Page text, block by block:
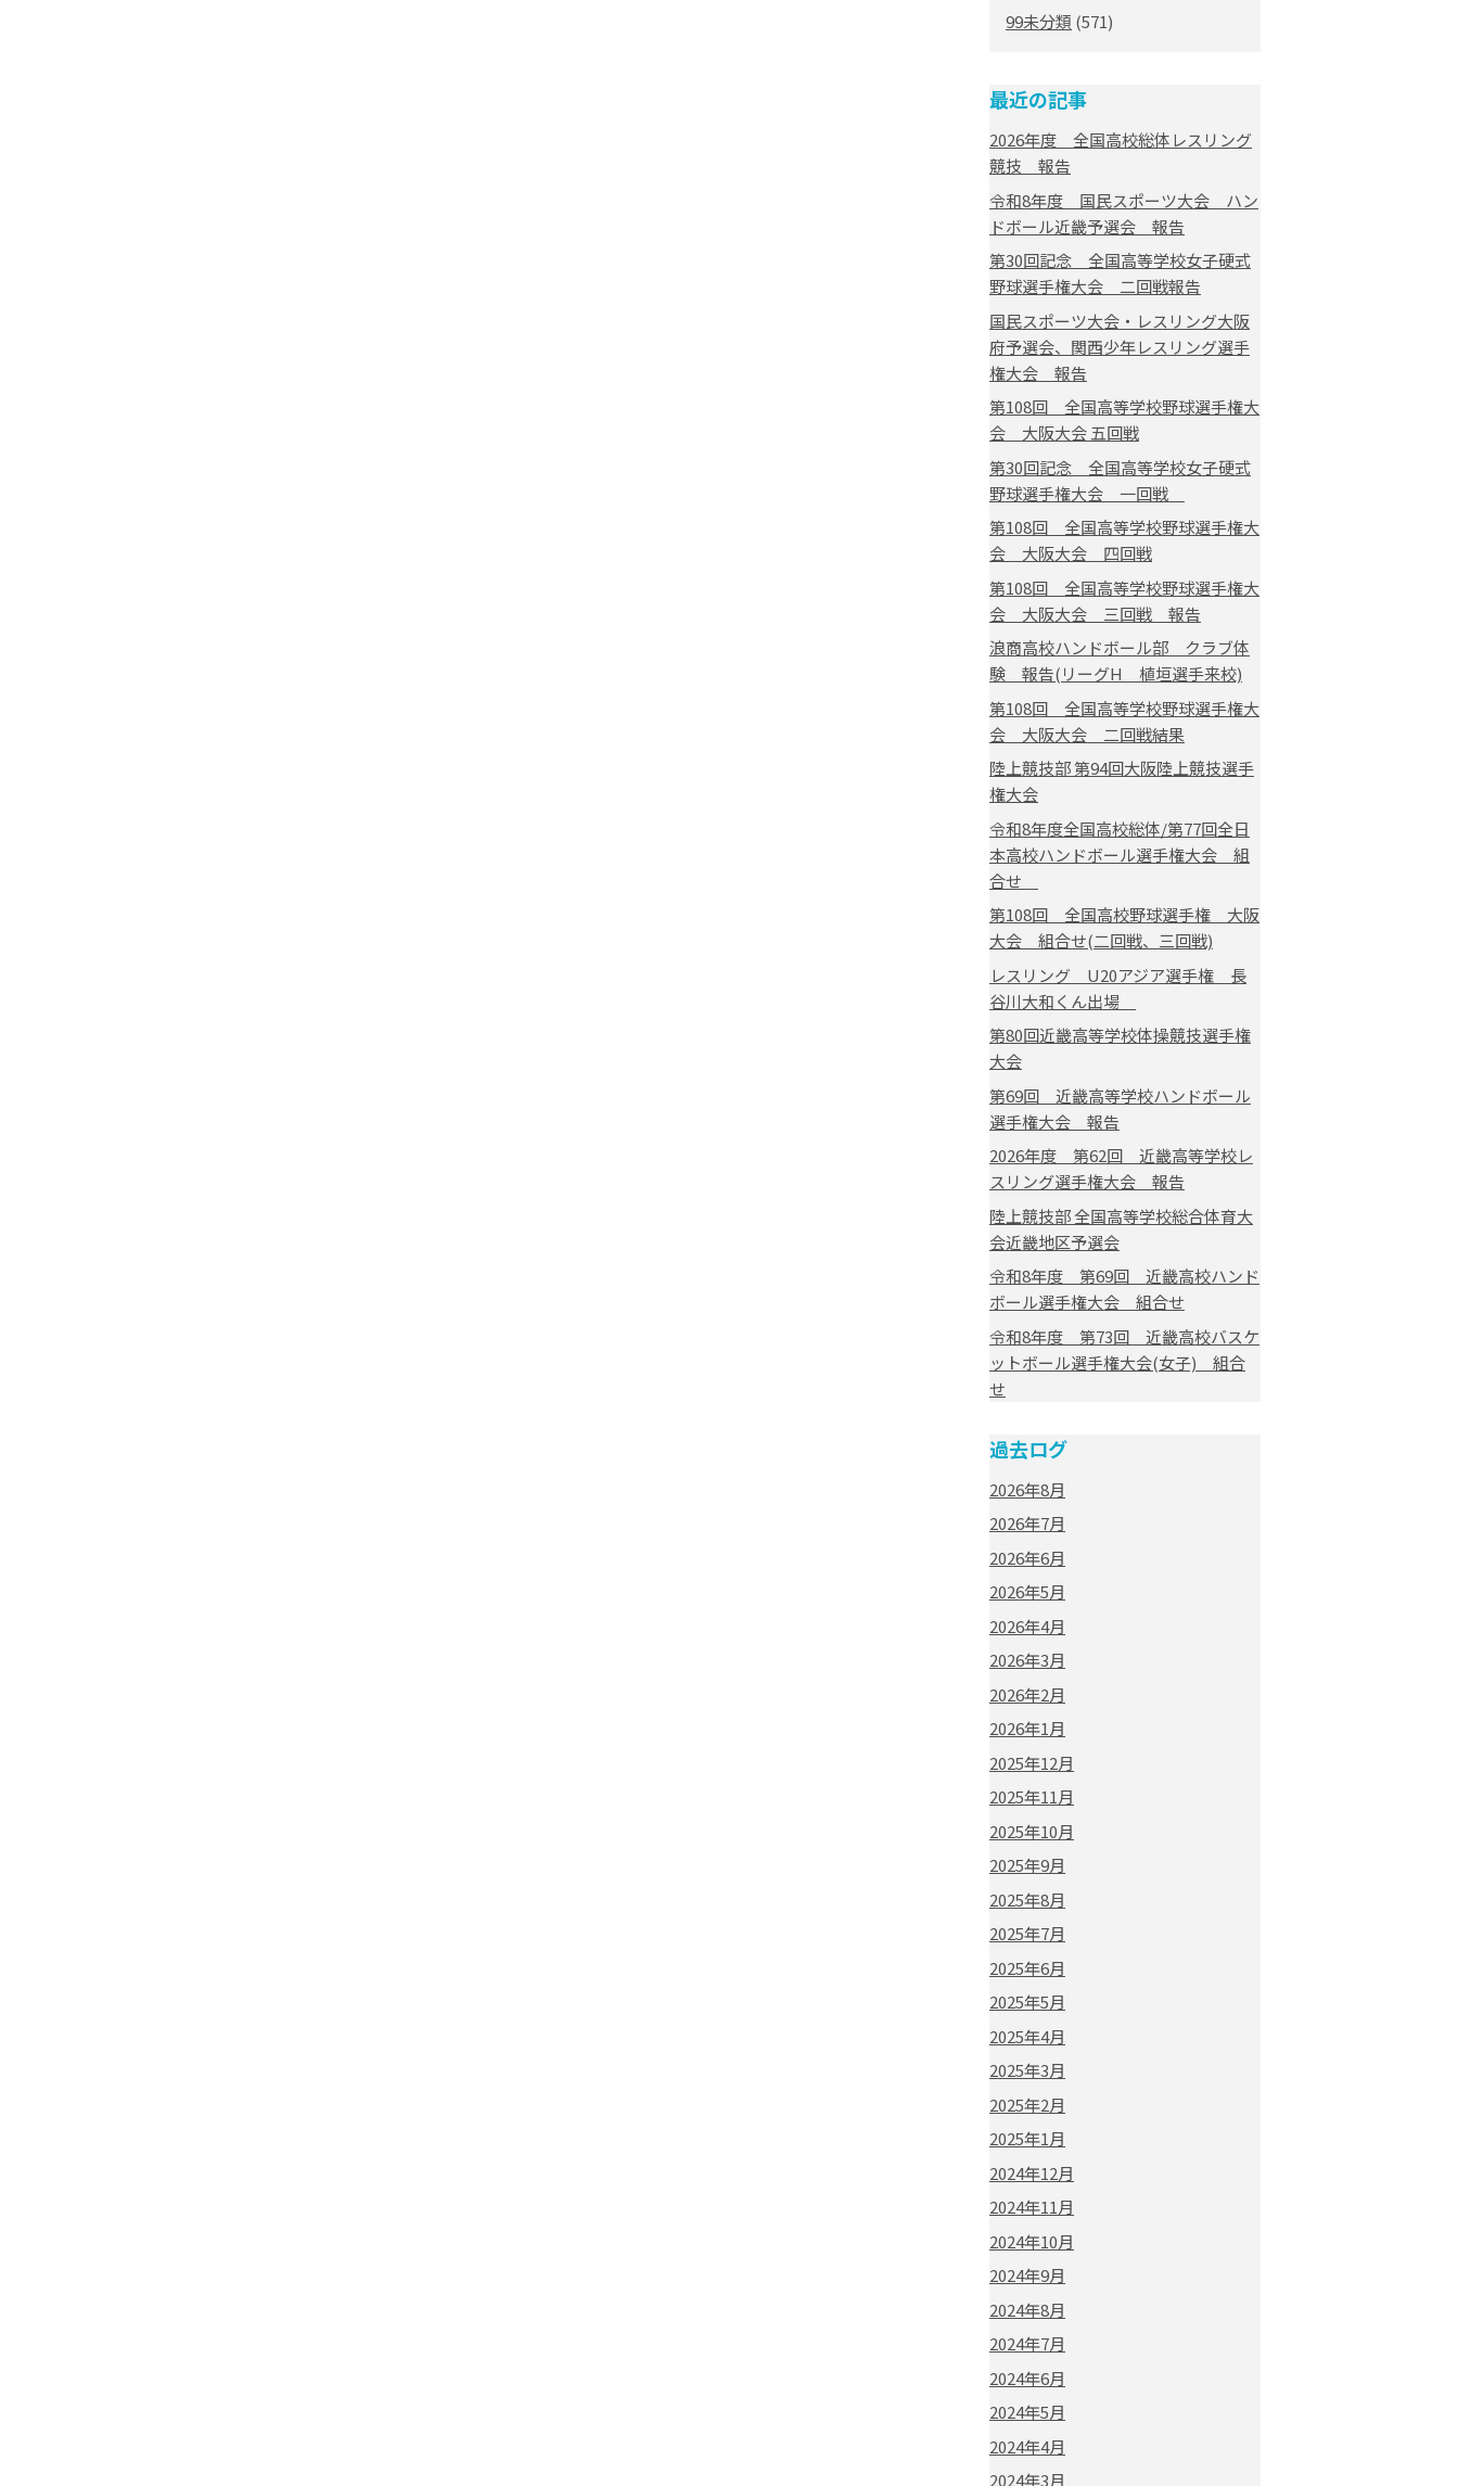
99未分類 (571)
最近の記事
2026年度 全国高校総体レスリング
競技 報告
令和8年度 国民スポーツ大会 ハン
ドボール近畿予選会 報告
第30回記念 全国高等学校女子硬式
野球選手権大会 二回戦報告
国民スポーツ大会・レスリング大阪
府予選会、関西少年レスリング選手
権大会 報告
第108回 全国高等学校野球選手権大
会 大阪大会 五回戦
第30回記念 全国高等学校女子硬式
野球選手権大会 一回戦
第108回 全国高等学校野球選手権大
会 大阪大会 四回戦
第108回 全国高等学校野球選手権大
会 大阪大会 三回戦 報告
浪商高校ハンドボール部 クラブ体
験 報告(リーグH 植垣選手来校)
第108回 全国高等学校野球選手権大
会 大阪大会 二回戦結果
陸上競技部 第94回大阪陸上競技選手
権大会
令和8年度全国高校総体/第77回全日
本高校ハンドボール選手権大会 組
合せ
第108回 全国高校野球選手権 大阪
大会 組合せ(二回戦、三回戦)
レスリング U20アジア選手権 長
谷川大和くん出場
第80回近畿高等学校体操競技選手権
大会
第69回 近畿高等学校ハンドボール
選手権大会 報告
2026年度 第62回 近畿高等学校レ
スリング選手権大会 報告
陸上競技部 全国高等学校総合体育大
会近畿地区予選会
令和8年度 第69回 近畿高校ハンド
ボール選手権大会 組合せ
令和8年度 第73回 近畿高校バスケ
ットボール選手権大会(女子) 組合
せ
過去ログ
2026年8月
2026年7月
2026年6月
2026年5月
2026年4月
2026年3月
2026年2月
2026年1月
2025年12月
2025年11月
2025年10月
2025年9月
2025年8月
2025年7月
2025年6月
2025年5月
2025年4月
2025年3月
2025年2月
2025年1月
2024年12月
2024年11月
2024年10月
2024年9月
2024年8月
2024年7月
2024年6月
2024年5月
2024年4月
2024年3月